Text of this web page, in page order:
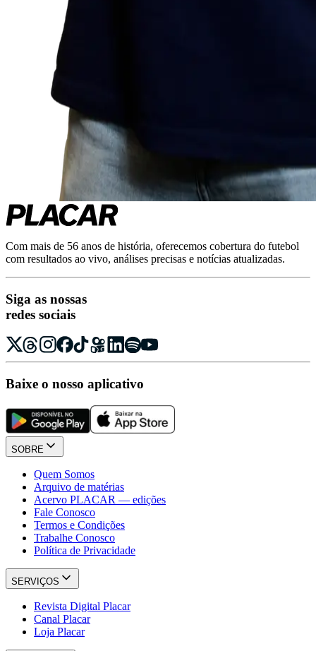
Com mais de 56 anos de história, oferecemos cobertura do futebol
com resultados ao vivo, análises precisas e notícias atualizadas.
Siga as nossas
redes sociais
Baixe o nosso aplicativo
SOBRE
Quem Somos
Arquivo de matérias
Acervo PLACAR — edições
Fale Conosco
Termos e Condições
Trabalhe Conosco
Política de Privacidade
SERVIÇOS
Revista Digital Placar
Canal Placar
Loja Placar